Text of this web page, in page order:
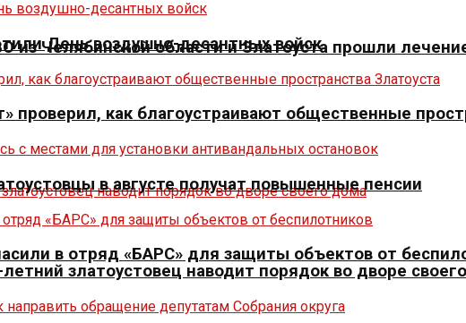
Челябинской области и Златоуста прошли
златоустовец наводит порядок во дворе
День воздушно-десантных войск
проверил, как благоустраивают общественные
в августе получат повышенные пенсии
в отряд «БАРС» для защиты объектов от